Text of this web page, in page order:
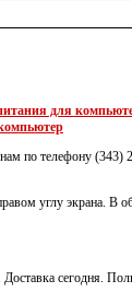
для
по телефону
углу экрана. В
сегодня.